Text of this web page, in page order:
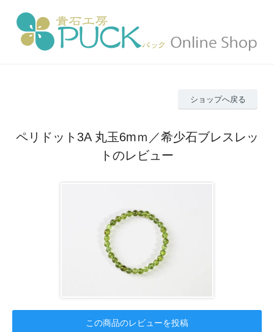
ショップへ戻る
ペリドット3A 丸玉6mｍ／希少石ブレスレッ
トのレビュー
この商品のレビューを投稿